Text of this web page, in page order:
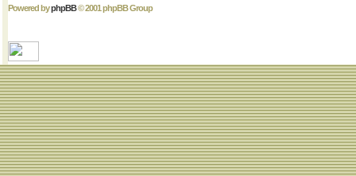
Powered byphpBB© 2001 phpBB Group